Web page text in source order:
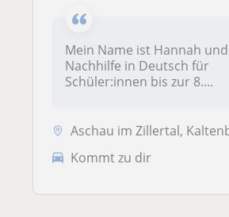
Mein Name ist Hannah
Nachhilfe in Deutsch für
Schüler:innen bis zur 8....
Aschau im Zillertal, Kaltenbach, Rohrberg, Stumm,
Kommt zu dir